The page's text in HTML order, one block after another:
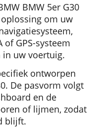
BMW 5er G30
om uw
of GPS-systeem
uw voertuig.
ontworpen
De pasvorm volgt
en de
of lijmen, zodat
blijft.